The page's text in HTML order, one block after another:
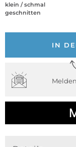
klein / schmal
geschnitten
IN